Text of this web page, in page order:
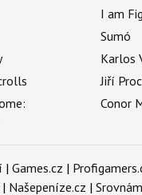
I am
Sumó
Karlos
Jiří
Conor
| Games.cz |
| Našepeníze.cz |